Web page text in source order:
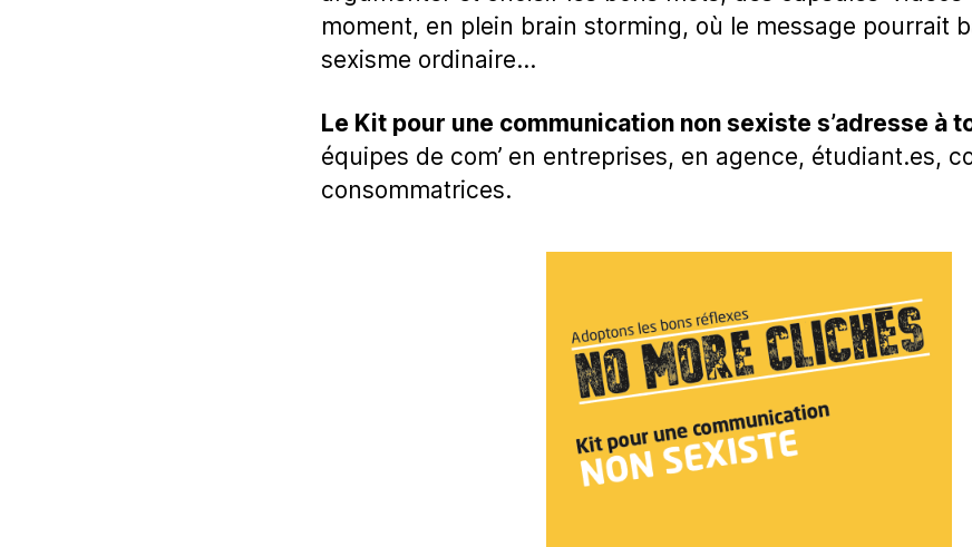
moment, en plein brain storming, où le message pourrait
sexisme ordinaire…
Le Kit pour une communication non sexiste s’adresse à
équipes de com’ en entreprises, en agence, étudiant.es,
consommatrices.